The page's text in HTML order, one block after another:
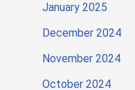
January 2025
December 2024
November 2024
October 2024